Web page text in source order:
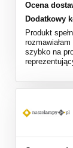
Ocena
Dodatkowy
Produkt
szybko na